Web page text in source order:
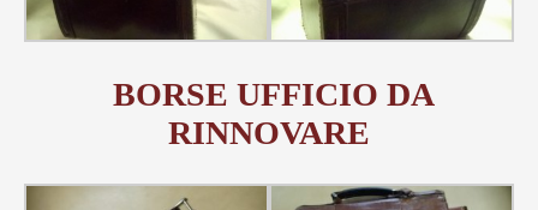
BORSE UFFICIO DA
RINNOVARE